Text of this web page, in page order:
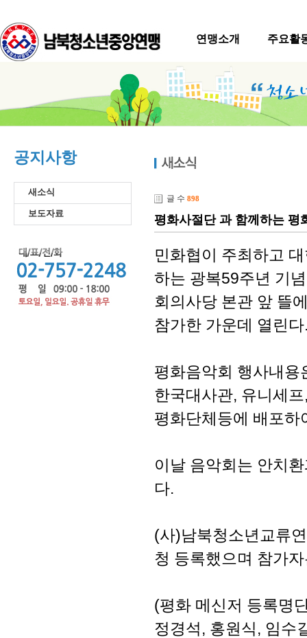
연맹소개 주요활
공지사항
새소식
보도자료
글 수 898
평화사절단 과 함께하는 평
민화협이 주최하고
하는 광복59주년 기
회의사당 본관 앞 뜰
참가한 가운데 열린
평화음악회 행사내용
한국대사관, 유니세
평화단체등에 배포하
이날 음악회는 안치
다.
(사)남북청소년교류
청 등록했으며 참가
(평화 메신저 등록명
정경석, 홍원식, 임수